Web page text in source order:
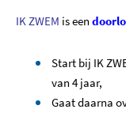
IK ZWEM is een
Start bij IK
van 4 jaar,
Gaat daarna